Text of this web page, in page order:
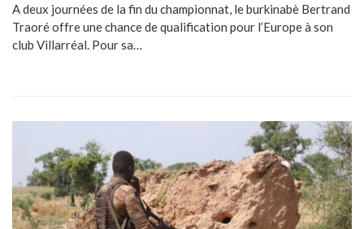
A deux journées de la fin du championnat, le burkinabè Bertrand
Traoré offre une chance de qualification pour l’Europe à son
club Villarréal. Pour sa…